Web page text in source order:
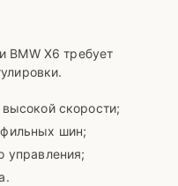
BMW X6 требует
скорости;
шин;
управления;